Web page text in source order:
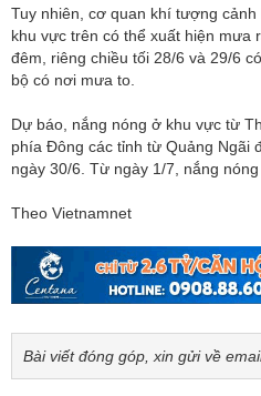
Tuy nhiên, cơ quan khí tượng
khu vực trên có thể xuất hiện mưa
đêm, riêng chiều tối 28/6 và 29/6
bộ có nơi mưa to.
Dự báo, nắng nóng ở khu vực từ
phía Đông các tỉnh từ Quảng Ngãi
ngày 30/6. Từ ngày 1/7, nắng
Theo Vietnamnet
Bài viết đóng góp, xin gửi về